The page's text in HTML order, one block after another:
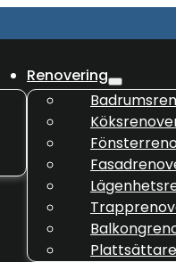
Renovering
Plattsättare